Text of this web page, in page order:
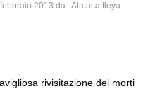
febbraio 2013 da Almacattleya
rivisitazione dei morti